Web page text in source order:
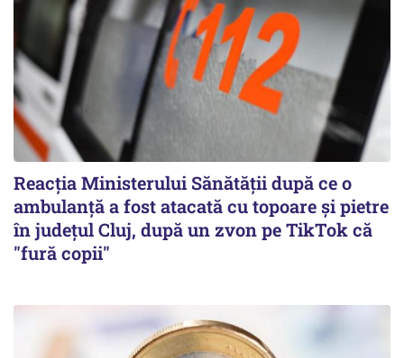
Reacția Ministerului Sănătății după ce o
ambulanță a fost atacată cu topoare și pietre
în județul Cluj, după un zvon pe TikTok că
"fură copii"